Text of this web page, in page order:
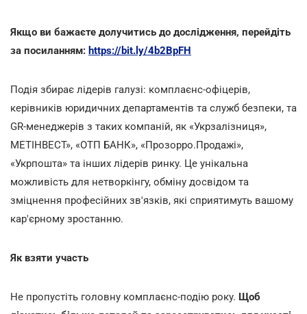
Якщо ви бажаєте долучитись до дослідження, перейдіть
за посиланням: https://bit.ly/4b2BpFH
Подія збирає лідерів галузі: комплаєнс-офіцерів,
керівників юридичних департаментів та служб безпеки, та
GR-менеджерів з таких компаній, як «Укрзалізниця»,
МЕТІНВЕСТ», «ОТП БАНК», «Прозорро.Продажі»,
«Укрпошта» та інших лідерів ринку. Це унікальна
можливість для нетворкінгу, обміну досвідом та
зміцнення професійних зв'язків, які сприятимуть вашому
кар'єрному зростанню.
Як взяти участь
Не пропустіть головну комплаєнс-подію року. Щоб